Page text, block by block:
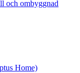
och ombyggnad
Home)